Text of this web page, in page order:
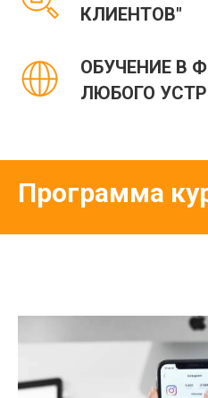
КЛИЕНТОВ"
ОБУЧЕНИЕ В
ЛЮБОГО
Программа